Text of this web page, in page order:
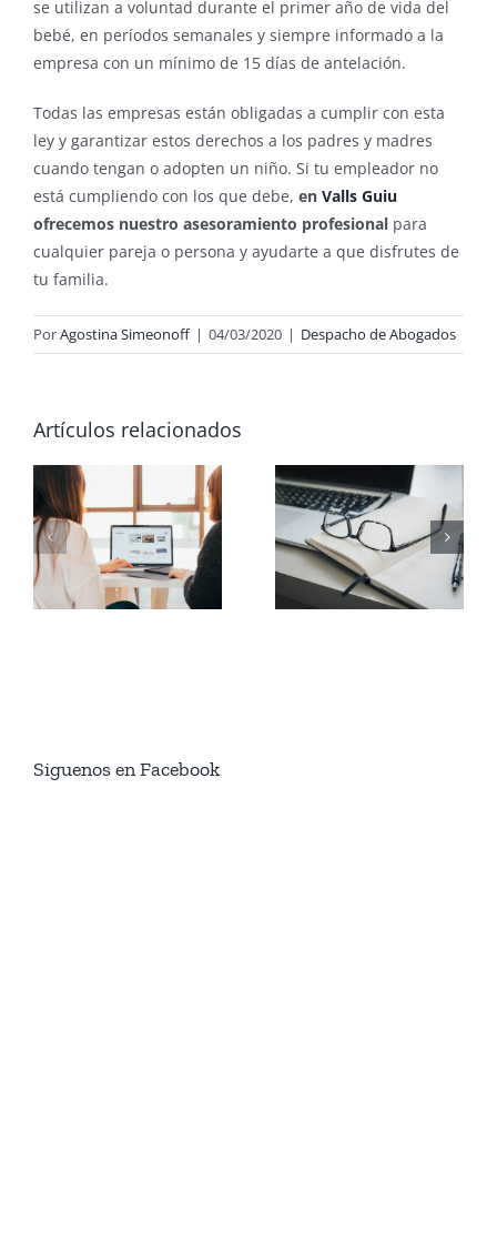
se utilizan a voluntad durante el primer año de vida del
bebé, en períodos semanales y siempre informado a la
empresa con un mínimo de 15 días de antelación.
Todas las empresas están obligadas a cumplir con esta
ley y garantizar estos derechos a los padres y madres
cuando tengan o adopten un niño. Si tu empleador no
está cumpliendo con los que debe, en Valls Guiu
ofrecemos nuestro asesoramiento profesional para
cualquier pareja o persona y ayudarte a que disfrutes de
tu familia.
PorAgostina Simeonoff | 04/03/2020 | Despacho de Abogados
Artículos relacionados
Siguenos en Facebook